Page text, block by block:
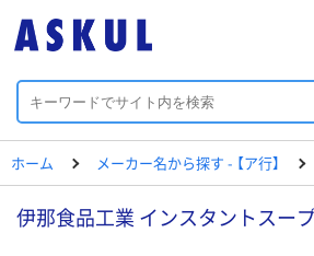
ホーム メーカー名から探す - 【ア行】
伊那食品工業 インスタントスー